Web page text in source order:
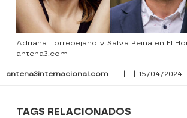
Adriana Torrebejano y Salva Reina en El
antena3.com
antena3internacional.com | | 15/04/2024
TAGS RELACIONADOS